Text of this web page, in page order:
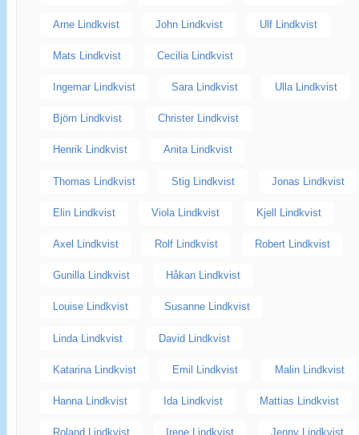
Arne Lindkvist John Lindkvist Ulf Lindkvist
Mats Lindkvist Cecilia Lindkvist
Ingemar Lindkvist Sara Lindkvist Ulla Lindkvist
Björn Lindkvist Christer Lindkvist
Henrik Lindkvist Anita Lindkvist
Thomas Lindkvist Stig Lindkvist Jonas Lindkvist
Elin Lindkvist Viola Lindkvist Kjell Lindkvist
Axel Lindkvist Rolf Lindkvist Robert Lindkvist
Gunilla Lindkvist Håkan Lindkvist
Louise Lindkvist Susanne Lindkvist
Linda Lindkvist David Lindkvist
Katarina Lindkvist Emil Lindkvist Malin Lindkvist
Hanna Lindkvist Ida Lindkvist Mattias Lindkvist
Roland Lindkvist Irene Lindkvist Jenny Lindkvist